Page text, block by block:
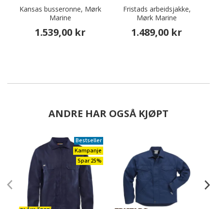
Kansas busseronne, Mørk
Marine
1.539,00 kr
Fristads arbeidsjakke,
Mørk Marine
1.489,00 kr
ANDRE HAR OGSÅ KJØPT
Bestseller
Kampanje
Spar 25%